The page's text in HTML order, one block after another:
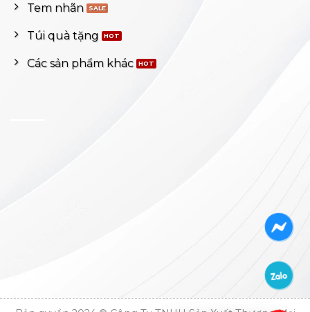
Tem nhãn
Túi quà tặng
Các sản phẩm khác